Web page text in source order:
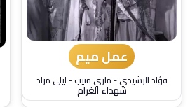
عمل ميم
فؤاد الرشيدي-ماري منيب-ليلى مراد
شهداء الغرام